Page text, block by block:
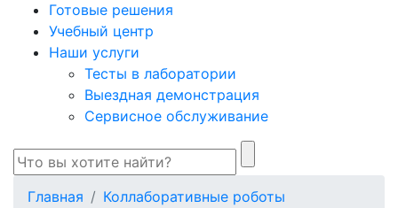
Готовые решения
Учебный центр
Наши услуги
Тесты в лаборатории
Выездная демонстрация
Сервисное обслуживание
Главная
Коллаборативные роботы